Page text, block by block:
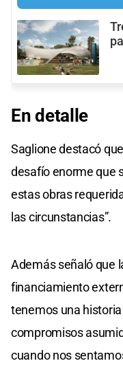
En detalle
Saglione destacó
desafío enorme que
estas obras
las circunstancias”.
Además señaló que
financiamiento
tenemos una
compromisos
cuando nos